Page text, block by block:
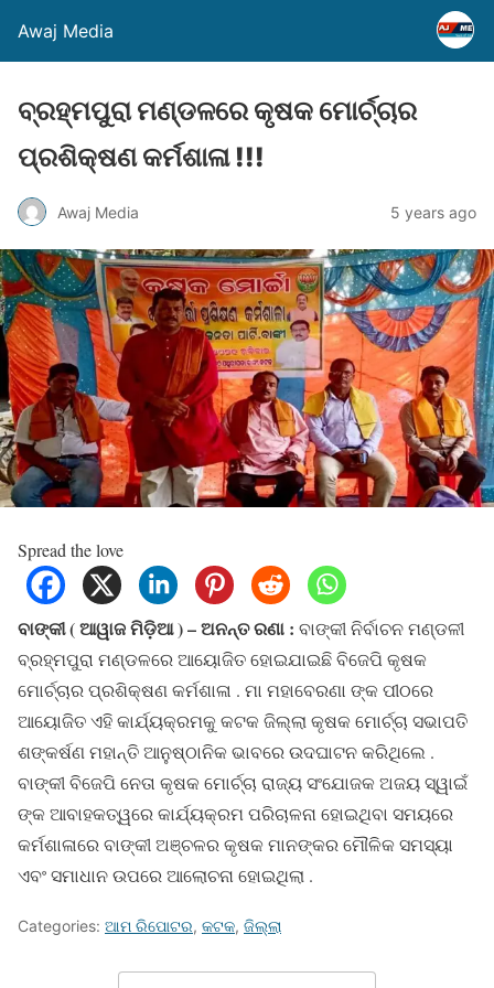
Awaj Media
ବ୍ରହ୍ମପୁରା ମଣ୍ଡଳରେ କୃଷକ ମୋର୍ଚ୍ଚାର
ପ୍ରଶିକ୍ଷଣ କର୍ମଶାଳା !!!
Awaj Media 5 years ago
Spread the love
ବାଙ୍କୀ ( ଆୱାଜ ମିଡ଼ିଆ ) – ଅନନ୍ତ ରଣା : ବାଙ୍କୀ ନିର୍ବାଚନ ମଣ୍ଡଳୀ
ବ୍ରହ୍ମପୁରା ମଣ୍ଡଳରେ ଆୟୋଜିତ ହୋଇଯାଇଛି ବିଜେପି କୃଷକ
ମୋର୍ଚ୍ଚାର ପ୍ରଶିକ୍ଷଣ କର୍ମଶାଳା . ମା ମହାବେରଣା ଙ୍କ ପୀଠରେ
ଆୟୋଜିତ ଏହି କାର୍ଯ୍ୟକ୍ରମକୁ କଟକ ଜିଲ୍ଲା କୃଷକ ମୋର୍ଚ୍ଚା ସଭାପତି
ଶଙ୍କର୍ଷଣ ମହାନ୍ତି ଆନୁଷ୍ଠାନିକ ଭାବରେ ଉଦଘାଟନ କରିଥିଲେ .
ବାଙ୍କୀ ବିଜେପି ନେତା କୃଷକ ମୋର୍ଚ୍ଚା ରାଜ୍ୟ ସଂଯୋଜକ ଅଜୟ ସ୍ୱାଇଁ
ଙ୍କ ଆବାହକତ୍ୱରେ କାର୍ଯ୍ୟକ୍ରମ ପରିଚାଳନା ହୋଇଥିବା ସମୟରେ
କର୍ମଶାଳାରେ ବାଙ୍କୀ ଅଞ୍ଚଳର କୃଷକ ମାନଙ୍କର ମୌଳିକ ସମସ୍ୟା
ଏବଂ ସମାଧାନ ଉପରେ ଆଲୋଚନା ହୋଇଥିଲା .
Categories: ଆମ ରିପୋଟର, କଟକ, ଜିଲ୍ଲା